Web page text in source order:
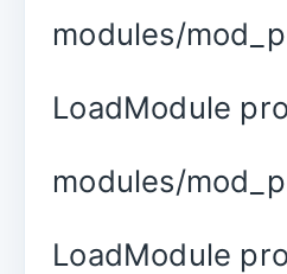
modules/
LoadModule
modules/
LoadModule